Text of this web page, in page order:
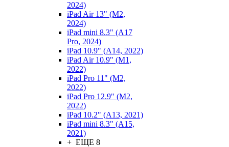
2024)
iPad Air 13" (M2,
2024)
iPad mini 8.3" (A17
Pro, 2024)
iPad 10.9" (A14, 2022)
iPad Air 10.9" (M1,
2022)
iPad Pro 11" (M2,
2022)
iPad Pro 12.9" (M2,
2022)
iPad 10.2" (A13, 2021)
iPad mini 8.3" (A15,
2021)
+ ЕЩЕ 8